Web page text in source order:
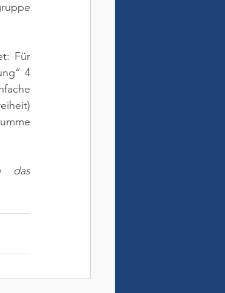
Für
4
das